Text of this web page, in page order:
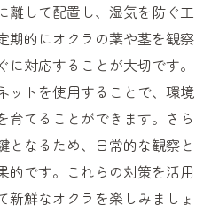
離して配置し、湿気を防ぐ工
期的にオクラの葉や茎を観察
に対応することが大切です。
ットを使用することで、環境
育てることができます。さら
となるため、日常的な観察と
的です。これらの対策を活用
新鮮なオクラを楽しみましょ